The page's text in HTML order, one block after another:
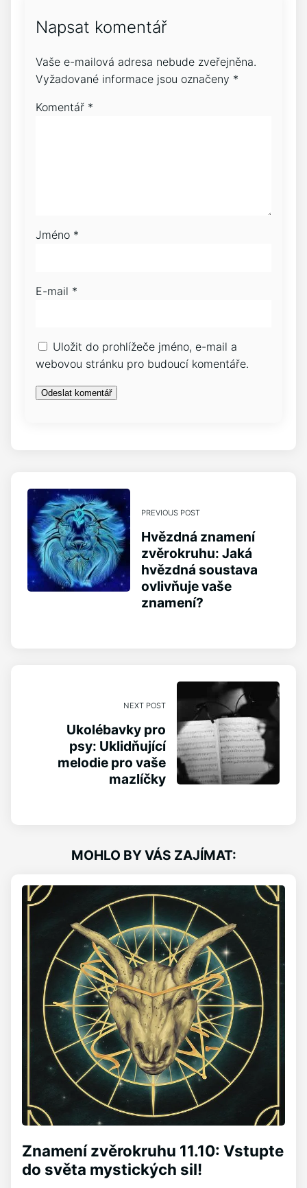
Napsat komentář
Vaše e-mailová adresa nebude zveřejněna.
Vyžadované informace jsou označeny *
Komentář *
Jméno *
E-mail *
Uložit do prohlížeče jméno, e-mail a
webovou stránku pro budoucí komentáře.
PREVIOUS POST
Hvězdná znamení
zvěrokruhu: Jaká
hvězdná soustava
ovlivňuje vaše
znamení?
NEXT POST
Ukolébavky pro
psy: Uklidňující
melodie pro vaše
mazlíčky
MOHLO BY VÁS ZAJÍMAT:
Znamení zvěrokruhu 11.10: Vstupte
do světa mystických sil!